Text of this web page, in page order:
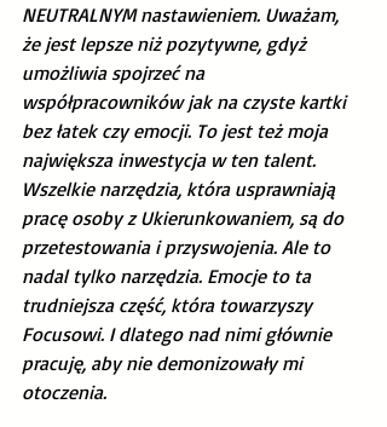
NEUTRALNYM nastawieniem. Uważam,
że jest lepsze niż pozytywne, gdyż
umożliwia spojrzeć na
współpracowników jak na czyste kartki
bez łatek czy emocji. To jest też moja
największa inwestycja w ten talent.
Wszelkie narzędzia, która usprawniają
pracę osoby z Ukierunkowaniem, są do
przetestowania i przyswojenia. Ale to
nadal tylko narzędzia. Emocje to ta
trudniejsza część, która towarzyszy
Focusowi. I dlatego nad nimi głównie
pracuję, aby nie demonizowały mi
otoczenia.